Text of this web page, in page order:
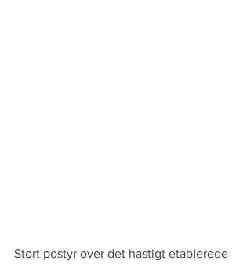
Stort postyr over det hastigt etablerede